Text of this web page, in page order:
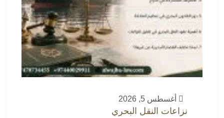
أغسطس 5, 2026
نزاعات النقل البحري